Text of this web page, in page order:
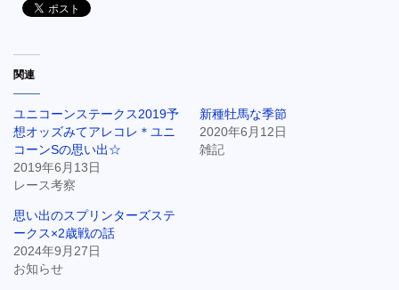
関連
ユニコーンステークス2019予
想オッズみてアレコレ＊ユニ
コーンSの思い出☆
2019年6月13日
レース考察
新種牡馬な季節
2020年6月12日
雑記
思い出のスプリンターズステ
ークス×2歳戦の話
2024年9月27日
お知らせ